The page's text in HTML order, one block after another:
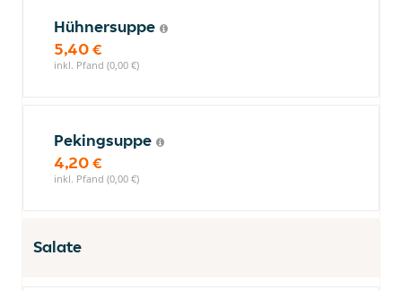
Hühnersuppe
5,40 €
inkl. Pfand (0,00 €)
Pekingsuppe
4,20 €
inkl. Pfand (0,00 €)
Salate